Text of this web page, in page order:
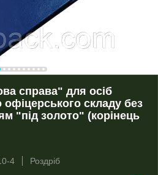
справа" для осіб
складу без
"під золото" (корінець
4
Роздріб